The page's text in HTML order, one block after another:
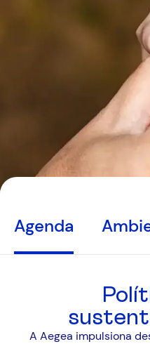
Agenda
A Aegea impulsiona